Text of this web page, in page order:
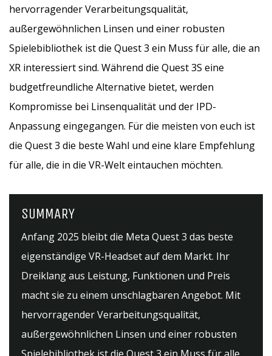
hervorragender Verarbeitungsqualität,
außergewöhnlichen Linsen und einer robusten
Spielebibliothek ist die Quest 3 ein Muss für alle, die an
XR interessiert sind. Während die Quest 3S eine
budgetfreundliche Alternative bietet, werden
Kompromisse bei Linsenqualität und der IPD-
Anpassung eingegangen. Für die meisten von euch ist
die Quest 3 die beste Wahl und eine klare Empfehlung
für alle, die in die VR-Welt eintauchen möchten.
SUMMARY
Anfang 2025 bleibt die Meta Quest 3 das beste
eigenständige VR-Headset auf dem Markt. Ihr
Dreiklang aus Leistung, Funktionen und Preis
macht sie zu einem unschlagbaren Angebot. Mit
hervorragender Verarbeitungsqualität,
außergewöhnlichen Linsen und einer robusten